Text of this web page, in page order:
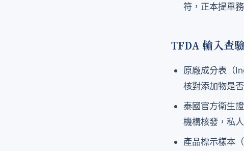
符，正本提單
TFDA 輸入查
原廠成分表（
核對添加物是
泰國官方衛生
機構核發，私
產品標示樣本